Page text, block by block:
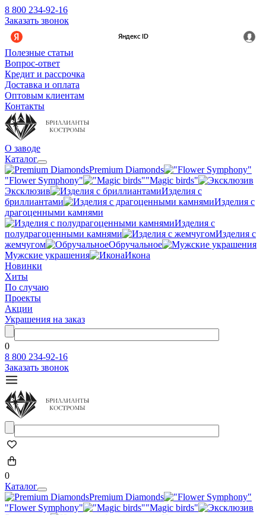
8 800 234-92-16
Заказать звонок
Полезные статьи
Вопрос-ответ
Кредит и рассрочка
Доставка и оплата
Оптовым клиентам
Контакты
О заводе
Каталог
Premium Diamonds
"Flower Symphony"
"Magic birds"
Эксклюзив
Изделия с
бриллиантами
Изделия с
драгоценными камнями
Изделия с
полудрагоценными камнями
Изделия с
жемчугом
Обручальное
Мужские украшения
Икона
Новинки
Хиты
По случаю
Проекты
Акции
Украшения на заказ
0
8 800 234-92-16
Заказать звонок
0
Каталог
Premium Diamonds
"Flower Symphony"
"Magic birds"